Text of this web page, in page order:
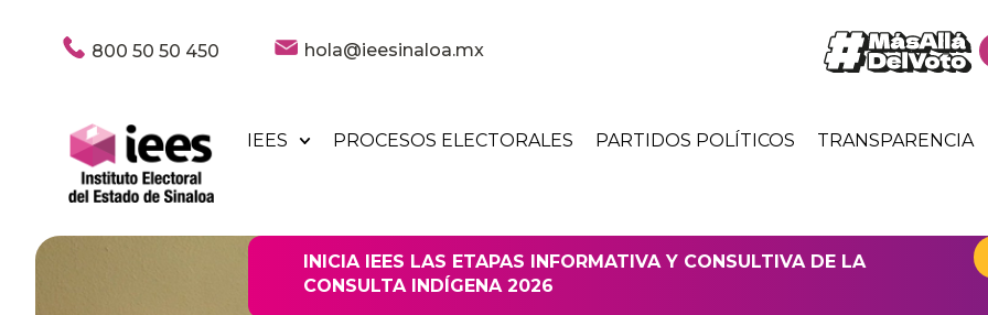
800 50 50 450 hola@ieesinaloa.mx
IEES PROCESOS ELECTORALES PARTIDOS POLÍTICOS TRANSPARENCIA
INICIA IEES LAS ETAPAS INFORMATIVA Y CONSULTIVA DE LA
CONSULTA INDÍGENA 2026